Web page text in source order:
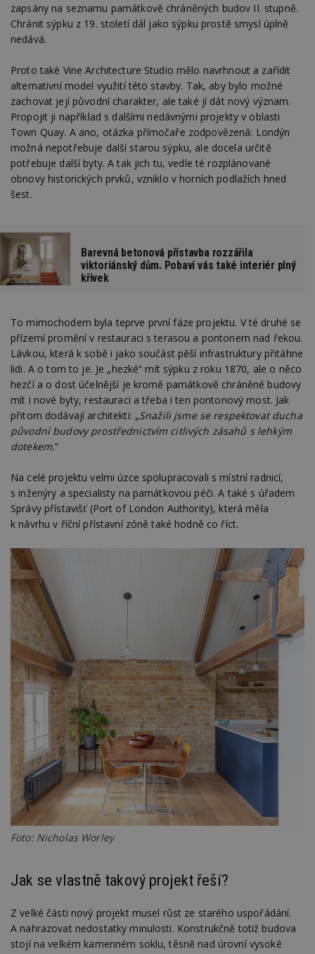
zapsány na seznamu památkově chráněných budov II. stupně.
Chránit sýpku z 19. století dál jako sýpku prostě smysl úplně
nedává.
Proto také Vine Architecture Studio mělo navrhnout a zařídit
alternativní model využití této stavby. Tak, aby bylo možné
zachovat její původní charakter, ale také jí dát nový význam.
Propojit ji například s dalšími nedávnými projekty v oblasti
Town Quay. A ano, otázka přímočaře zodpovězená: Londýn
možná nepotřebuje další starou sýpku, ale docela určitě
potřebuje další byty. A tak jich tu, vedle té rozplánované
obnovy historických prvků, vzniklo v horních podlažích hned
šest.
Barevná betonová přístavba rozzářila
viktoriánský dům. Pobaví vás také interiér plný
křivek
To mimochodem byla teprve první fáze projektu. V té druhé se
přízemí promění v restauraci s terasou a pontonem nad řekou.
Lávkou, která k sobě i jako součást pěší infrastruktury přitáhne
lidi. A o tom to je. Je „hezké“ mít sýpku z roku 1870, ale o něco
hezčí a o dost účelnější je kromě památkově chráněné budovy
mít i nové byty, restauraci a třeba i ten pontonový most. Jak
přitom dodávají architekti: „Snažili jsme se respektovat ducha
původní budovy prostřednictvím citlivých zásahů s lehkým
dotekem.“
Na celé projektu velmi úzce spolupracovali s místní radnicí,
s inženýry a specialisty na památkovou péči. A také s úřadem
Správy přístavišť (Port of London Authority), která měla
k návrhu v říční přístavní zóně také hodně co říct.
Foto: Nicholas Worley
Jak se vlastně takový projekt řeší?
Z velké části nový projekt musel růst ze starého uspořádání.
A nahrazovat nedostatky minulosti. Konstrukčně totiž budova
stojí na velkém kamenném soklu, těsně nad úrovní vysoké